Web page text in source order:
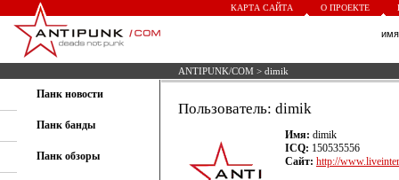
КАРТА САЙТА О ПРОЕКТЕ
ANTIPUNK/COM > dimik
Панк новости
Панк банды
Панк обзоры
Пользователь: dimik
Имя: dimik
ICQ: 150535556
Сайт: http://